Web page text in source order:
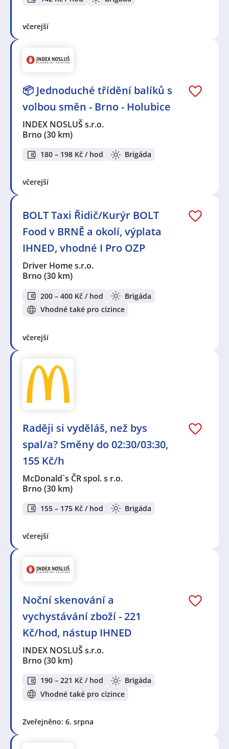
včerejší
📦 Jednoduché třídění balíků s
volbou směn - Brno - Holubice
INDEX NOSLUŠ s.r.o.
Brno (30 km)
180 – 198 Kč / hod Brigáda
včerejší
BOLT Taxi Řidič/Kurýr BOLT
Food v BRNĚ a okolí, výplata
IHNED, vhodné I Pro OZP
Driver Home s.r.o.
Brno (30 km)
200 – 400 Kč / hod
Brigáda
Vhodné také pro cizince
včerejší
Raději si vyděláš, než bys
spal/a? Směny do 02:30/03:30,
155 Kč/h
McDonald`s ČR spol. s r.o.
Brno (30 km)
155 – 175 Kč / hod Brigáda
včerejší
Noční skenování a
vychystávání zboží - 221
Kč/hod, nástup IHNED
INDEX NOSLUŠ s.r.o.
Brno (30 km)
190 – 221 Kč / hod
Brigáda
Vhodné také pro cizince
Zveřejněno: 6. srpna